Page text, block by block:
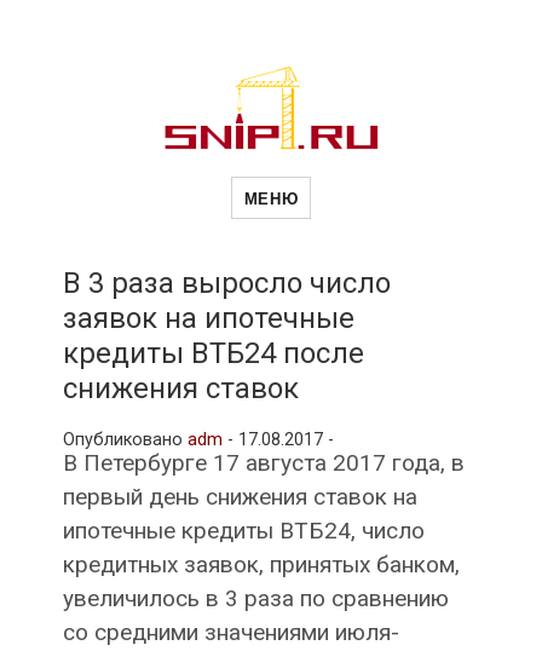
Новости
и
рубрики
МЕНЮ
В 3 раза выросло число
заявок на ипотечные
кредиты ВТБ24 после
снижения ставок
Опубликовано adm - 17.08.2017 -
В Петербурге 17 августа 2017 года, в
первый день снижения ставок на
ипотечные кредиты ВТБ24, число
кредитных заявок, принятых банком,
увеличилось в 3 раза по сравнению
со средними значениями июля-